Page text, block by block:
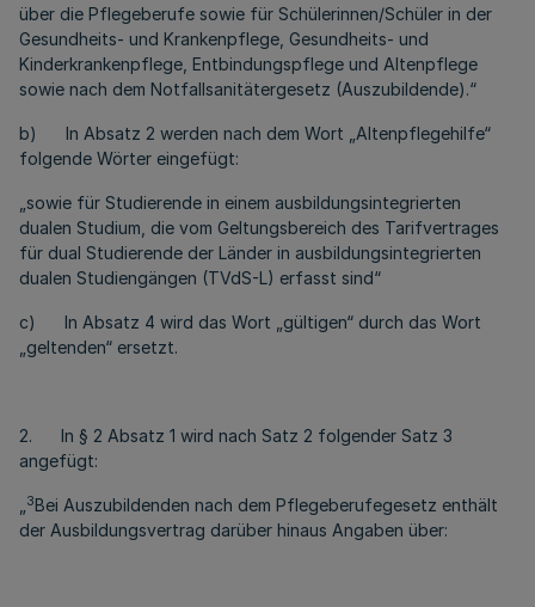
über die Pflegeberufe sowie für Schülerinnen/Schüler in der
Gesundheits- und Krankenpflege, Gesundheits- und
Kinderkrankenpflege, Entbindungspflege und Altenpflege
sowie nach dem Notfallsanitätergesetz (Auszubildende).“
b) In Absatz 2 werden nach dem Wort „Altenpflegehilfe“
folgende Wörter eingefügt:
„sowie für Studierende in einem ausbildungsintegrierten
dualen Studium, die vom Geltungsbereich des Tarifvertrages
für dual Studierende der Länder in ausbildungsintegrierten
dualen Studiengängen (TVdS-L) erfasst sind“
c) In Absatz 4 wird das Wort „gültigen“ durch das Wort
„geltenden“ ersetzt.
2. In § 2 Absatz 1 wird nach Satz 2 folgender Satz 3
angefügt:
3Bei Auszubildenden nach dem Pflegeberufegesetz enthält
der Ausbildungsvertrag darüber hinaus Angaben über: